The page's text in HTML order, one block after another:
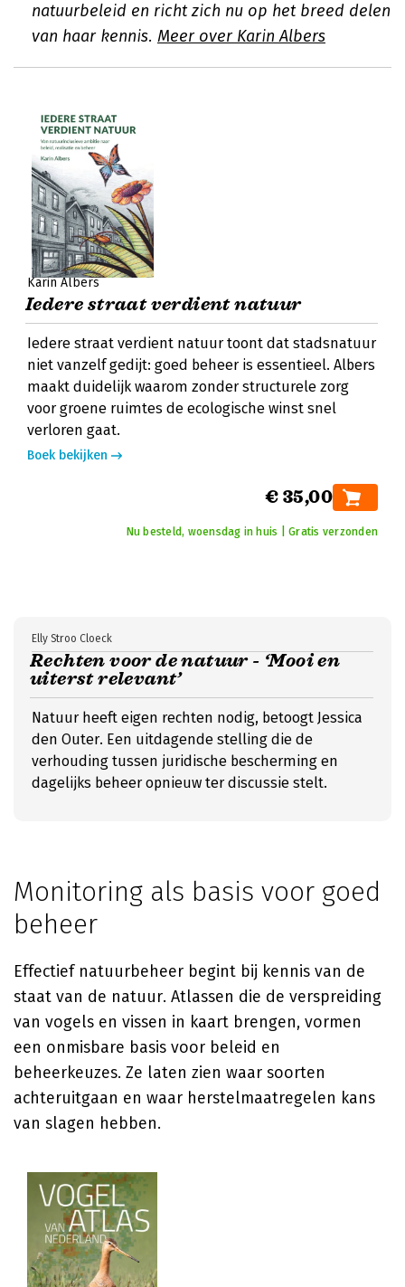
natuurbeleid en richt zich nu op het breed delen
van haar kennis. Meer over Karin Albers
Karin Albers
Iedere straat verdient natuur
Iedere straat verdient natuur toont dat stadsnatuur
niet vanzelf gedijt: goed beheer is essentieel. Albers
maakt duidelijk waarom zonder structurele zorg
voor groene ruimtes de ecologische winst snel
verloren gaat.
Boek bekijken
€ 35,00
Nu besteld, woensdag in huis | Gratis verzonden
Rechten voor de natuur - ‘Mooi en
uiterst relevant’
Elly Stroo Cloeck
Natuur heeft eigen rechten nodig, betoogt Jessica
den Outer. Een uitdagende stelling die de
verhouding tussen juridische bescherming en
dagelijks beheer opnieuw ter discussie stelt.
Monitoring als basis voor goed
beheer
Effectief natuurbeheer begint bij kennis van de
staat van de natuur. Atlassen die de verspreiding
van vogels en vissen in kaart brengen, vormen
een onmisbare basis voor beleid en
beheerkeuzes. Ze laten zien waar soorten
achteruitgaan en waar herstelmaatregelen kans
van slagen hebben.